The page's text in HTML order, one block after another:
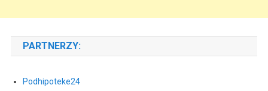
PARTNERZY:
Podhipoteke24